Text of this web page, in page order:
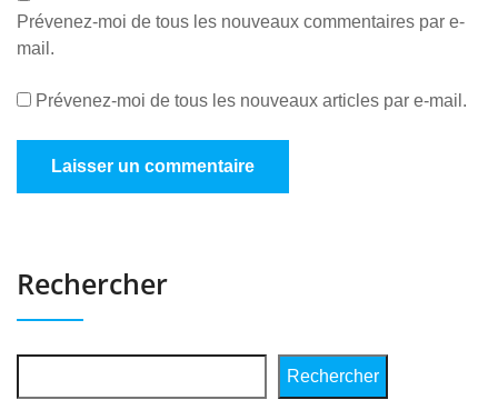
Prévenez-moi de tous les nouveaux commentaires par e-
mail.
Prévenez-moi de tous les nouveaux articles par e-mail.
Rechercher
Rechercher